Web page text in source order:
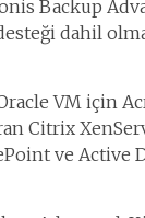
Backup
dahil
VM için
Citrix
ve